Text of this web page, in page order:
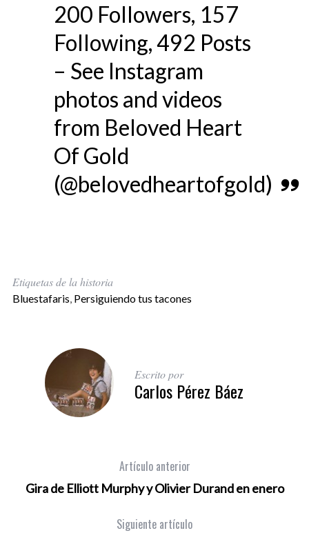
200 Followers, 157
Following, 492 Posts
– See Instagram
photos and videos
from Beloved Heart
Of Gold
(@belovedheartofgold)
Etiquetas de la historia
Bluestafaris, Persiguiendo tus tacones
Escrito por
Carlos Pérez Báez
Artículo anterior
Gira de Elliott Murphy y Olivier Durand en enero
Siguiente artículo